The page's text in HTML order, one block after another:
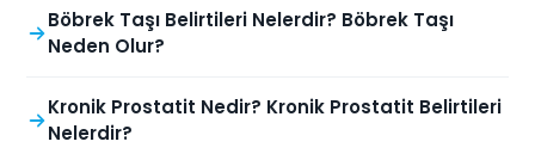
Böbrek Taşı Belirtileri Nelerdir? Böbrek Taşı
Neden Olur?
Kronik Prostatit Nedir? Kronik Prostatit Belirtileri
Nelerdir?